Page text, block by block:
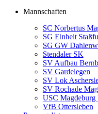
Mannschaften
SC Norbertus
SG Einheit
SG GW
Stendaler SK
SV Aufbau
SV Gardelegen
SV Lok
SV Rochade
USC Magdeburg
VfB Ottersleben